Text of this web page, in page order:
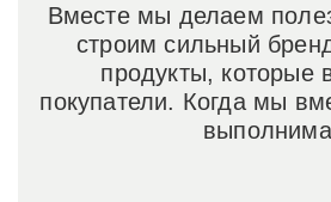
Вместе мы делаем
строим сильный
продукты, которые
покупатели. Когда мы
выполнима